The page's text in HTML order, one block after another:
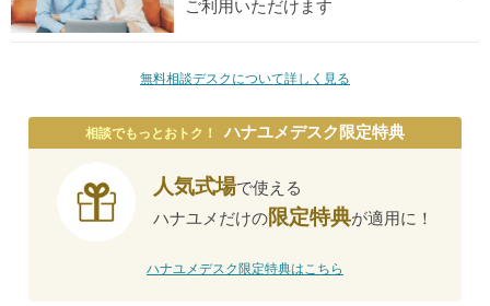
ご利用いただけます
無料相談デスクについて詳しく見る
相談でもっとおトク！ ハナユメデスク限定特典
人気式場で使える
ハナユメだけの限定特典が適用に！
ハナユメデスク限定特典はこちら